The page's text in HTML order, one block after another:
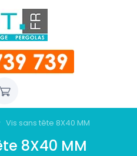
Vis sans tête 8X40 MM
8X40 MM